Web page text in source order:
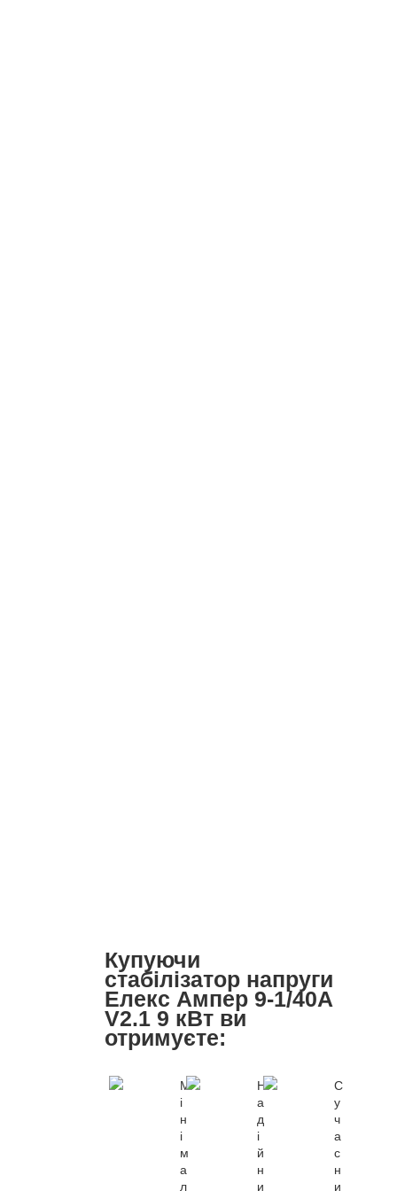
Купуючи
стабілізатор напруги
Елекс Ампер 9-1/40A
V2.1 9 кВт ви
отримуєте:
М
і
н
і
м
а
л
Н
а
д
і
й
н
и
С
у
ч
а
с
н
и